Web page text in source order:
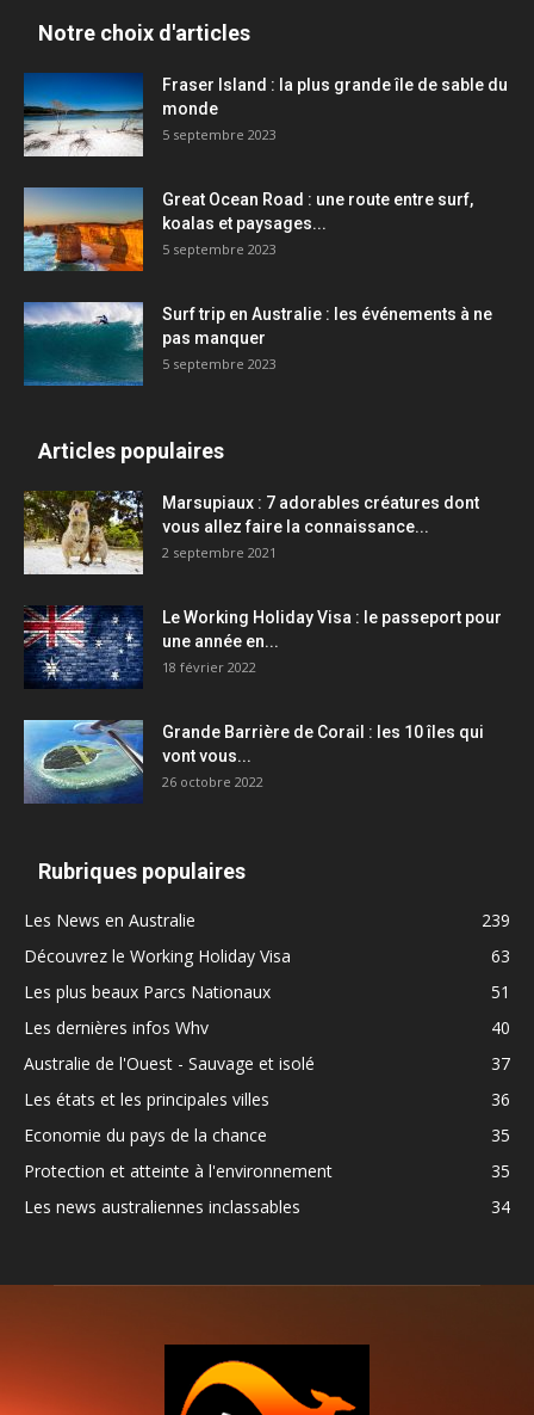
Notre choix d'articles
Fraser Island : la plus grande île de sable du
monde
5 septembre 2023
Great Ocean Road : une route entre surf,
koalas et paysages...
5 septembre 2023
Surf trip en Australie : les événements à ne
pas manquer
5 septembre 2023
Articles populaires
Marsupiaux : 7 adorables créatures dont
vous allez faire la connaissance...
2 septembre 2021
Le Working Holiday Visa : le passeport pour
une année en...
18 février 2022
Grande Barrière de Corail : les 10 îles qui
vont vous...
26 octobre 2022
Rubriques populaires
Les News en Australie
239
Découvrez le Working Holiday Visa
63
Les plus beaux Parcs Nationaux
51
Les dernières infos Whv
40
Australie de l'Ouest - Sauvage et isolé
37
Les états et les principales villes
36
Economie du pays de la chance
35
Protection et atteinte à l'environnement
35
Les news australiennes inclassables
34